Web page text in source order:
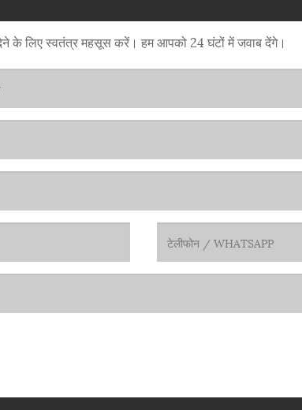
देने के लिए स्वतंत्र महसूस करें। हम आपको 24 घंटों में जवाब देंगे।